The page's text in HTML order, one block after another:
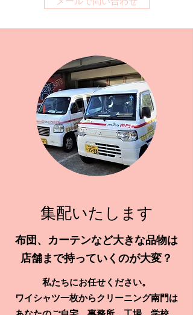
​集配いたします
布団、カーテンなど大きな品物は
店舗まで持っていくのが大変？
私たちにお任せください。
ワイシャツ一枚からクリーニング南門は